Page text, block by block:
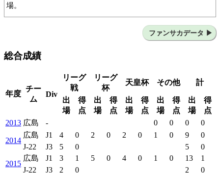
場。
サンフレッチェ広島
名古屋グランパス
ファンサカデータ
総合成績
年度
チー
ム
Div
リーグ
戦
リーグ
杯
天皇杯 その他 計
出
場
得
点
出
場
得
点
出
場
得
点
出
場
得
点
出
場
得
点
2013 広島 - 0 0 0 0
2014
広島 J1 4 0 2 0 2 0 1 0 9
0
J-22
J3 5 0 5
0
2015
広島 J1 3 1 5 0 4 0 1 0 13
1
J-22
J3 2 0 2 0